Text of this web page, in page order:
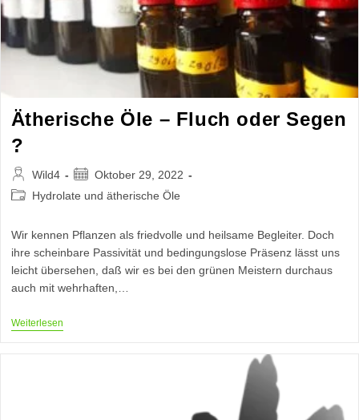
Ätherische Öle – Fluch oder Segen
?
Beitrags-
Autor:
Wild4
Beitrag
veröffentlicht:
Oktober 29, 2022
Beitrags-Hydrolate und ätherische Öle
Wir kennen Pflanzen als friedvolle und heilsame Begleiter. Doch
ihre scheinbare Passivität und bedingungslose Präsenz lässt uns
leicht übersehen, daß wir es bei den grünen Meistern durchaus
auch mit wehrhaften,…
WeiterlesenÄtherische